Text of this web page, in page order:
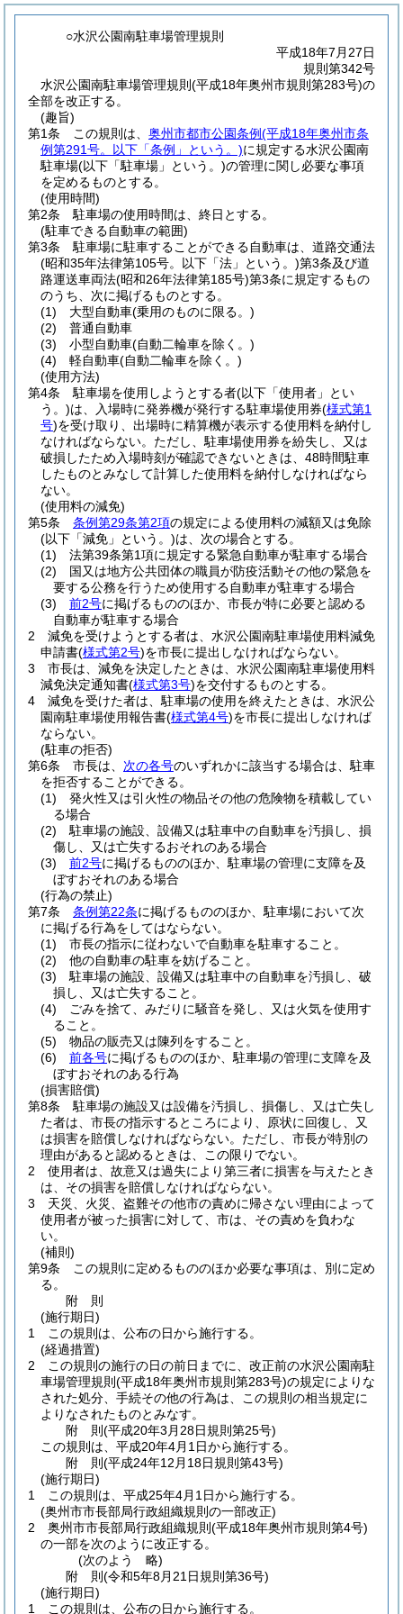
○水沢公園南駐車場管理規則
平成18年7月27日
規則第342号
水沢公園南駐車場管理規則(平成18年奥州市規則第283号)の
全部を改正する。
(趣旨)
第1条
この規則は、 奥州市都市公園条例(平成18年奥州市条
例第291号。以下「条例」という。)に規定する水沢公園南
駐車場(以下「駐車場」という。)の管理に関し必要な事項
を定めるものとする。
(使用時間)
第2条
駐車場の使用時間は、終日とする。
(駐車できる自動車の範囲)
第3条
駐車場に駐車することができる自動車は、道路交通法
(昭和35年法律第105号。以下「法」という。)第3条及び道
路運送車両法(昭和26年法律第185号)第3条に規定するもの
のうち、次に掲げるものとする。
(1)
大型自動車(乗用のものに限る。)
(2)
普通自動車
(3)
小型自動車(自動二輪車を除く。)
(4)
軽自動車(自動二輪車を除く。)
(使用方法)
第4条
駐車場を使用しようとする者(以下「使用者」とい
う。)は、入場時に発券機が発行する駐車場使用券(様式第1
号)を受け取り、出場時に精算機が表示する使用料を納付し
なければならない。 ただし、駐車場使用券を紛失し、又は
破損したため入場時刻が確認できないときは、48時間駐車
したものとみなして計算した使用料を納付しなければなら
ない。
(使用料の減免)
第5条
条例第29条第2項の規定による使用料の減額又は免除
(以下「減免」という。)は、次の場合とする。
(1)
法第39条第1項に規定する緊急自動車が駐車する場合
(2)
国又は地方公共団体の職員が防疫活動その他の緊急を
要する公務を行うため使用する自動車が駐車する場合
(3)
前2号に掲げるもののほか、市長が特に必要と認める
自動車が駐車する場合
2
減免を受けようとする者は、水沢公園南駐車場使用料減免
申請書(様式第2号)を市長に提出しなければならない。
3
市長は、減免を決定したときは、水沢公園南駐車場使用料
減免決定通知書(様式第3号)を交付するものとする。
4
減免を受けた者は、駐車場の使用を終えたときは、水沢公
園南駐車場使用報告書(様式第4号)を市長に提出しなければ
ならない。
(駐車の拒否)
第6条
市長は、 次の各号のいずれかに該当する場合は、駐車
を拒否することができる。
(1)
発火性又は引火性の物品その他の危険物を積載してい
る場合
(2)
駐車場の施設、設備又は駐車中の自動車を汚損し、損
傷し、又は亡失するおそれのある場合
(3)
前2号に掲げるもののほか、駐車場の管理に支障を及
ぼすおそれのある場合
(行為の禁止)
第7条
条例第22条に掲げるもののほか、駐車場において次
に掲げる行為をしてはならない。
(1)
市長の指示に従わないで自動車を駐車すること。
(2)
他の自動車の駐車を妨げること。
(3)
駐車場の施設、設備又は駐車中の自動車を汚損し、破
損し、又は亡失すること。
(4)
ごみを捨て、みだりに騒音を発し、又は火気を使用す
ること。
(5)
物品の販売又は陳列をすること。
(6)
前各号に掲げるもののほか、駐車場の管理に支障を及
ぼすおそれのある行為
(損害賠償)
第8条
駐車場の施設又は設備を汚損し、損傷し、又は亡失し
た者は、市長の指示するところにより、原状に回復し、又
は損害を賠償しなければならない。 ただし、市長が特別の
理由があると認めるときは、この限りでない。
2
使用者は、故意又は過失により第三者に損害を与えたとき
は、その損害を賠償しなければならない。
3
天災、火災、盗難その他市の責めに帰さない理由によって
使用者が被った損害に対して、市は、その責めを負わな
い。
(補則)
第9条
この規則に定めるもののほか必要な事項は、別に定め
る。
附 則
(施行期日)
1
この規則は、公布の日から施行する。
(経過措置)
2
この規則の施行の日の前日までに、改正前の水沢公園南駐
車場管理規則 (平成18年奥州市規則第283号)の規定によりな
された処分、手続その他の行為は、この規則の相当規定に
よりなされたものとみなす。
附 則(平成20年3月28日規則第25号)
この規則は、平成20年4月1日から施行する。
附 則(平成24年12月18日規則第43号)
(施行期日)
1
この規則は、平成25年4月1日から施行する。
(奥州市市長部局行政組織規則の一部改正)
2
奥州市市長部局行政組織規則 (平成18年奥州市規則第4号)
の一部を次のように改正する。
(次のよう 略)
附 則(令和5年8月21日規則第36号)
(施行期日)
1
この規則は、公布の日から施行する。